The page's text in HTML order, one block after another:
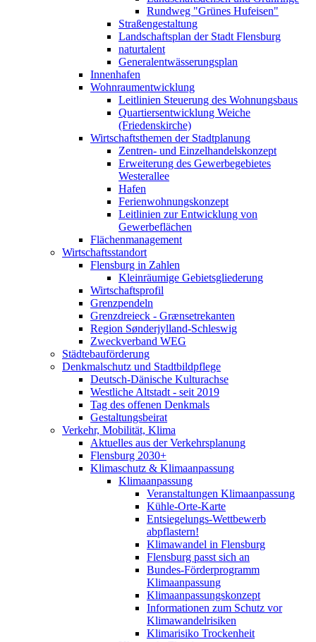
Rundweg "Grünes Hufeisen"
Straßengestaltung
Landschaftsplan der Stadt Flensburg
naturtalent
Generalentwässerungsplan
Innenhafen
Wohnraumentwicklung
Leitlinien Steuerung des Wohnungsbaus
Quartiersentwicklung Weiche
(Friedenskirche)
Wirtschaftsthemen der Stadtplanung
Zentren- und Einzelhandelskonzept
Erweiterung des Gewerbegebietes
Westerallee
Hafen
Ferienwohnungskonzept
Leitlinien zur Entwicklung von
Gewerbeflächen
Flächenmanagement
Wirtschaftsstandort
Flensburg in Zahlen
Kleinräumige Gebietsgliederung
Wirtschaftsprofil
Grenzpendeln
Grenzdreieck - Grænsetrekanten
Region Sønderjylland-Schleswig
Zweckverband WEG
Städtebauförderung
Denkmalschutz und Stadtbildpflege
Deutsch-Dänische Kulturachse
Westliche Altstadt - seit 2019
Tag des offenen Denkmals
Gestaltungsbeirat
Verkehr, Mobilität, Klima
Aktuelles aus der Verkehrsplanung
Flensburg 2030+
Klimaschutz & Klimaanpassung
Klimaanpassung
Veranstaltungen Klimaanpassung
Kühle-Orte-Karte
Entsiegelungs-Wettbewerb
abpflastern!
Klimawandel in Flensburg
Flensburg passt sich an
Bundes-Förderprogramm
Klimaanpassung
Klimaanpassungskonzept
Informationen zum Schutz vor
Klimawandelrisiken
Klimarisiko Trockenheit